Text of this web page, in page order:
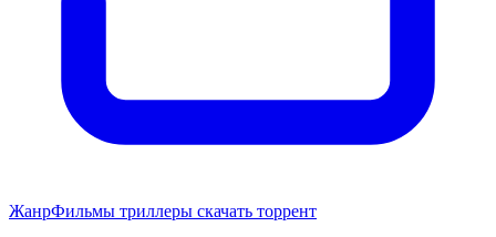
ЖанрФильмы триллеры скачать торрент